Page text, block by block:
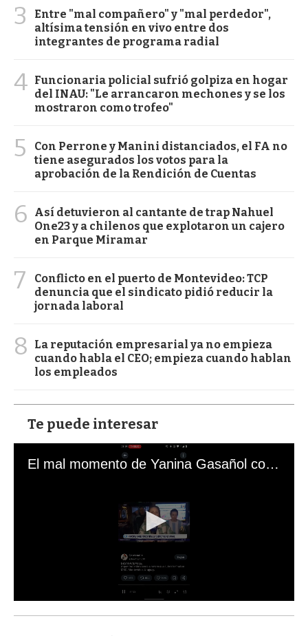
3
Entre "mal compañero" y "mal perdedor",
altísima tensión en vivo entre dos
integrantes de programa radial
4 Funcionaria policial sufrió golpiza en hogar
del INAU: "Le arrancaron mechones y se los
mostraron como trofeo"
5
Con Perrone y Manini distanciados, el FA no
tiene asegurados los votos para la
aprobación de la Rendición de Cuentas
6
Así detuvieron al cantante de trap Nahuel
One23 y a chilenos que explotaron un cajero
en Parque Miramar
7
Conflicto en el puerto de Montevideo: TCP
denuncia que el sindicato pidió reducir la
jornada laboral
8
La reputación empresarial ya no empieza
cuando habla el CEO; empieza cuando hablan
los empleados
Te puede interesar
El mal momento de Yanina Gasañol con un hincha argentino en "Subrayado"
s